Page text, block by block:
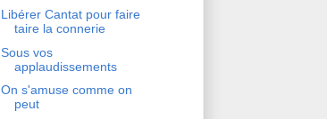
Libérer Cantat pour faire
taire la connerie
Sous vos
applaudissements
On s'amuse comme on
peut